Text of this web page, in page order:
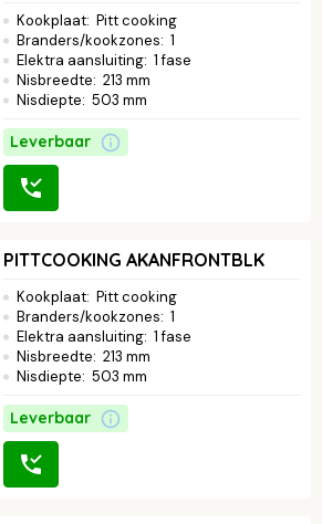
Kookplaat: Pitt cooking
Branders/kookzones: 1
Elektra aansluiting: 1 fase
Nisbreedte: 213 mm
Nisdiepte: 503 mm
Leverbaar
PITTCOOKING AKANFRONTBLK
Kookplaat: Pitt cooking
Branders/kookzones: 1
Elektra aansluiting: 1 fase
Nisbreedte: 213 mm
Nisdiepte: 503 mm
Leverbaar